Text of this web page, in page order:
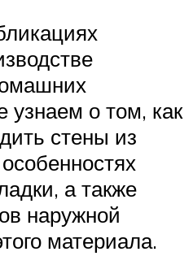
узнаем о том, как
стены из
а также
наружной
материала.